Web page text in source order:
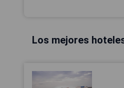
Los mejores